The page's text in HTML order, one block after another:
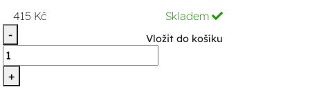
415 Kč
Skladem
-
+
Vložit do košíku